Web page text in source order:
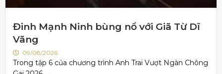
Đinh Mạnh Ninh bùng nổ với Giã Từ Dĩ
Vãng
09/08/2026
Trong tập 6 của chương trình Anh Trai Vượt Ngàn Chông